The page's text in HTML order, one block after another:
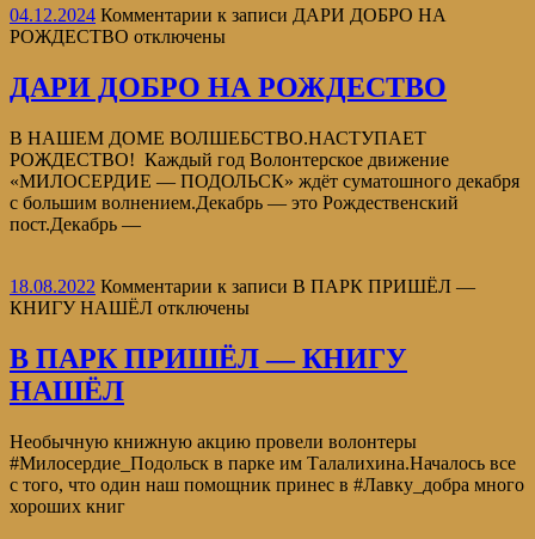
04.12.2024 Комментарии к записи ДАРИ ДОБРО НА
РОЖДЕСТВО отключены
ДАРИ ДОБРО НА РОЖДЕСТВО
В НАШЕМ ДОМЕ ВОЛШЕБСТВО.НАСТУПАЕТ
РОЖДЕСТВО! Каждый год Волонтерское движение
«МИЛОСЕРДИЕ — ПОДОЛЬСК» ждёт суматошного декабря
с большим волнением.Декабрь — это Рождественский
пост.Декабрь —
18.08.2022 Комментарии к записи В ПАРК ПРИШЁЛ —
КНИГУ НАШЁЛ отключены
В ПАРК ПРИШЁЛ — КНИГУ
НАШЁЛ
Необычную книжную акцию провели волонтеры
#Милосердие_Подольск в парке им Талалихина.Началось все
с того, что один наш помощник принес в #Лавку_добра много
хороших книг